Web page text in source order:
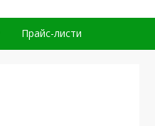
Прайс-листи